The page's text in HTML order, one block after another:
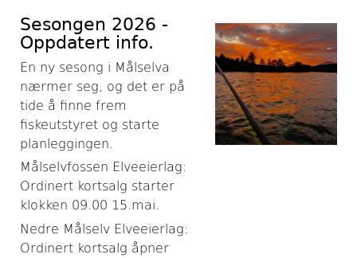
Sesongen 2026 -
Oppdatert info.
En ny sesong i Målselva
nærmer seg, og det er på
tide å finne frem
fiskeutstyret og starte
planleggingen.
Målselvfossen Elveeierlag:
Ordinert kortsalg starter
klokken 09.00 15.mai.
Nedre Målselv Elveeierlag:
Ordinert kortsalg åpner